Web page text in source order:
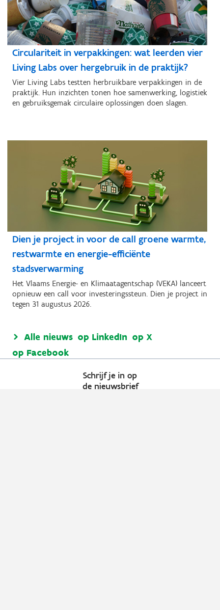
Circulariteit in verpakkingen: wat leerden vier
Living Labs over hergebruik in de praktijk?
Vier Living Labs testten herbruikbare verpakkingen in de
praktijk. Hun inzichten tonen hoe samenwerking, logistiek
en gebruiksgemak circulaire oplossingen doen slagen.
Dien je project in voor de call groene warmte,
restwarmte en energie-efficiënte
stadsverwarming
Het Vlaams Energie- en Klimaatagentschap (VEKA) lanceert
opnieuw een call voor investeringssteun. Dien je project in
tegen 31 augustus 2026.
Alle nieuws op LinkedIn op X
op Facebook
Schrijf je in op
de nieuwsbrief